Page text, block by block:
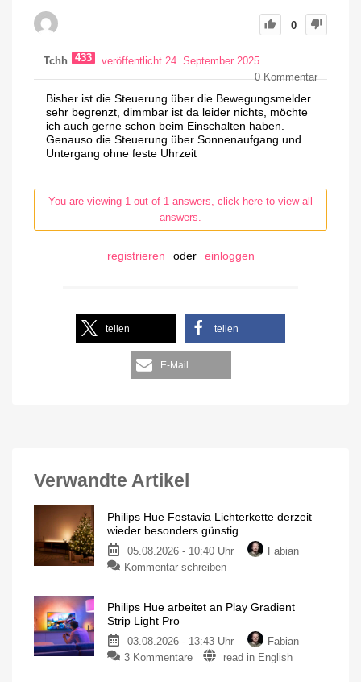
0
Tchh 433
veröffentlicht 24. September 2025
0Kommentar
Bisher ist die Steuerung über die Bewegungsmelder
sehr begrenzt, dimmbar ist da leider nichts, möchte
ich auch gerne schon beim Einschalten haben.
Genauso die Steuerung über Sonnenaufgang und
Untergang ohne feste Uhrzeit
You are viewing 1 out of 1 answers, click here to view all
answers.
registrieren oder einloggen
teilen teilen
E-Mail
Verwandte Artikel
Philips Hue Festavia Lichterkette derzeit
wieder besonders günstig
05.08.2026 - 10:40 Uhr
Fabian
Kommentar schreiben
Philips Hue arbeitet an Play Gradient
Strip Light Pro
03.08.2026 - 13:43 Uhr
Fabian
3 Kommentare
read in English